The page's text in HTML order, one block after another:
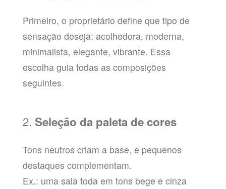
Primeiro, o proprietário define que tipo de
sensação deseja: acolhedora, moderna,
minimalista, elegante, vibrante. Essa
escolha guia todas as composições
seguintes.
2. Seleção da paleta de cores
Tons neutros criam a base, e pequenos
destaques complementam.
Ex.: uma sala toda em tons bege e cinza